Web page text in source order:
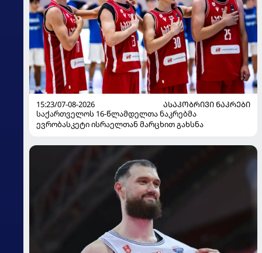
15:23/07-08-2026
ᲐᲡᲐᲙᲝᲑᲠᲘᲕᲘ ᲜᲐᲙᲠᲔᲑᲘ
საქართველოს 16-წლამდელთა ნაკრებმა
ევრობასკეტი ისრაელთან მარცხით გახსნა